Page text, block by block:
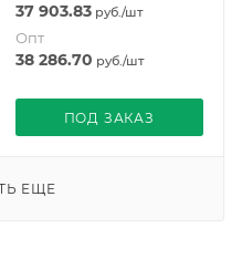
37 903.83руб./шт
Опт
38 286.70 руб./шт
ПОД ЗАКАЗ
ЕЩЕ